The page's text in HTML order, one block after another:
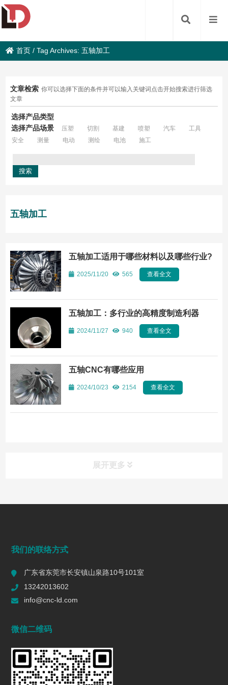
首页 /Tag Archives: 五轴加工
文章检索 你可以选择下面的条件并可以输入关键词点击开始搜索进行筛选
文章
选择产品类型
选择产品场景
压塑 切割 基建 喷塑 汽车
工具
安全
测量 电动 测绘 电池 施工
五轴加工
五轴加工适用于哪些材料以及哪些行业?
2025/11/20 565 查看全文
五轴加工：多行业的高精度制造利器
2024/11/27 940 查看全文
五轴CNC有哪些应用
2024/10/23 2154 查看全文
展开更多
2026/07/28 153
2026/01/13
五轴CNC加工在机匣制造中的难点是什么?
2025/12/27 1447
我们的联络方式
广东省东莞市长安镇山泉路10号101室
13242013602
info@cnc-ld.com
微信二维码